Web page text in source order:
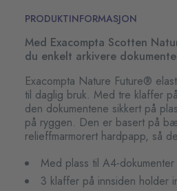
PRODUKTINFORMASJON
Med Exacompta Scotten
du enkelt arkivere
Exacompta Nature Future®
til daglig bruk. Med tre klaffer
den dokumentene sikkert på
på ryggen. Den er basert på
relieffmarmorert hardpapp, så
Med plass til A4-dokumenter
3 klaffer på innsiden holder